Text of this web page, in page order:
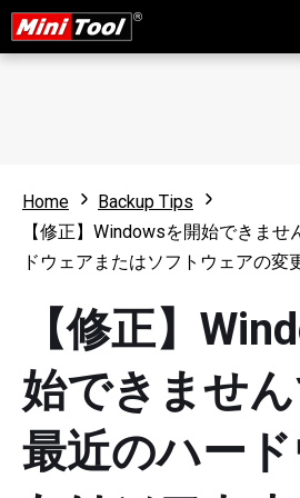
Home
Backup Tips
【修正】Windowsを開始できま
ドウェアまたはソフトウェアの変
【修正】
始できません
最近のハー